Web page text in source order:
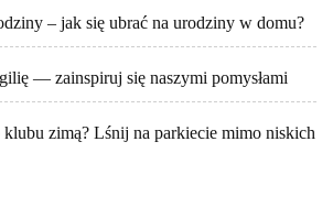
– jak się ubrać na urodziny w domu?
— zainspiruj się naszymi pomysłami
klubu zimą? Lśnij na parkiecie mimo niskich